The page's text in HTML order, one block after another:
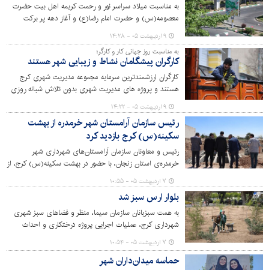
به مناسبت میلاد سراسر نور و رحمت کریمه اهل بیت حضرت
معصومه(س) و حضرت امام رضا(ع) و آغاز دهه پر برکت
کرامت، سازمان سیما منظر و فضای سبز شهری شهرداری کرج
اقدام به فضاسازی شهر در مناطق ۱۰گانه کرده است.
۹ اردیبهشت ۰۵ - ۱۴:۲۸
به مناسبت روز جهانی کار و کارگر؛
کارگران پیشگامان نشاط و زیبایی شهر هستند
کارگران ارزشمندترین سرمایه مجموعه مدیریت شهری کرج
هستند و پروژه های مدیریت شهری بدون تلاش شبانه روزی
آنها به ثمر نمی‌نشیند. یازدهم اردیبهشت ماه و روز جهانی کار و
کارگر بهانه ای برای تجلیل از زحمات کارگران است.
۹ اردیبهشت ۰۵ - ۱۴:۲۲
رئیس سازمان آرامستان شهر خرمدره از بهشت
سکینه(س) کرج بازدید کرد
رئیس و معاونان سازمان آرامستان‌های شهرداری شهر
خرمدره‌ی استان زنجان، با حضور در بهشت سکینه(س) کرج، از
بخش های مختلف این آرامستان بازدید کردند.
۷ اردیبهشت ۰۵ - ۱۰:۵۵
بلوار ارس سبز شد
به همت سبزبانان سازمان سیما، منظر و فضاهای سبز شهری
شهرداری کرج، عملیات اجرایی پروژه درختکاری و احداث
فضای سبز حاشیه شرقی بلوار ارس در محدوده پل جمهوری
تکمیل شد.
۷ اردیبهشت ۰۵ - ۱۰:۵۴
حماسه میدان‌داران شهر